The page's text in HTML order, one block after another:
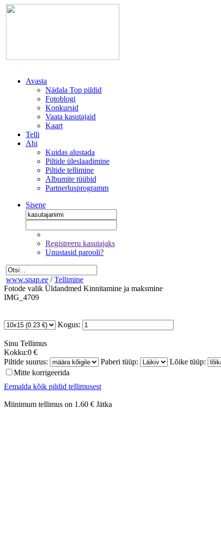
Avasta
Nädala Top pildid
Fotoblogi
Konkursid
Vaata kasutajaid
Kaart
Telli
Abi
Kuidas alustada
Piltide üleslaadimine
Piltide tellimine
Albumite tüübid
Partnerlusprogramm
Sisene
Registreeru kasutajaks
Unustasid parooli?
www.snap.ee / Tellimine
Fotode valik Üldandmed Kinnitamine ja maksmine
IMG_4709
Kogus:
Sinu Tellimus
Kokku:0 €
Piltide suurus:
Paberi tüüp:
Lõike tüüp:
Mitte korrigeerida
Eemalda kõik pildid tellimusest
Miinimum tellimus on 1.60 € Jätka